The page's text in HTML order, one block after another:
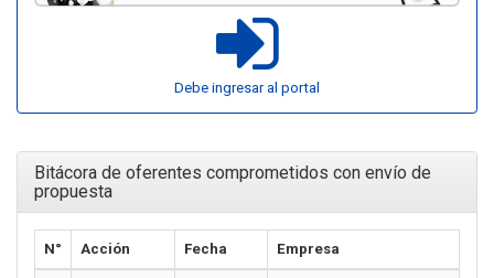
Debe ingresar al portal
Bitácora de oferentes comprometidos con envío de
propuesta
N° Acción Fecha Empresa